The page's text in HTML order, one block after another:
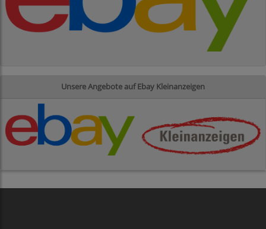
Unsere Angebote auf Ebay Kleinanzeigen